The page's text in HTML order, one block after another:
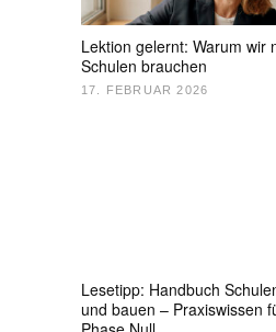
Lektion gelernt: Warum wir
Schulen brauchen
17. FEBRUAR 2026
Lesetipp: Handbuch
und bauen – Praxiswissen